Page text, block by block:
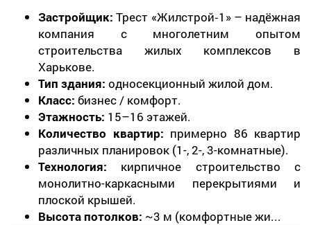
Застройщик: Трест «Жилстрой‑1» – надёжная
компания с многолетним опытом
строительства жилых комплексов в
Харькове.
Тип здания: односекционный жилой дом.
Класс: бизнес / комфорт.
Этажность: 15–16 этажей.
Количество квартир: примерно 86 квартир
различных планировок (1-, 2-, 3-комнатные).
Технология: кирпичное строительство с
монолитно-каркасными перекрытиями и
плоской крышей.
Высота потолков: ~3 м (комфортные жи...